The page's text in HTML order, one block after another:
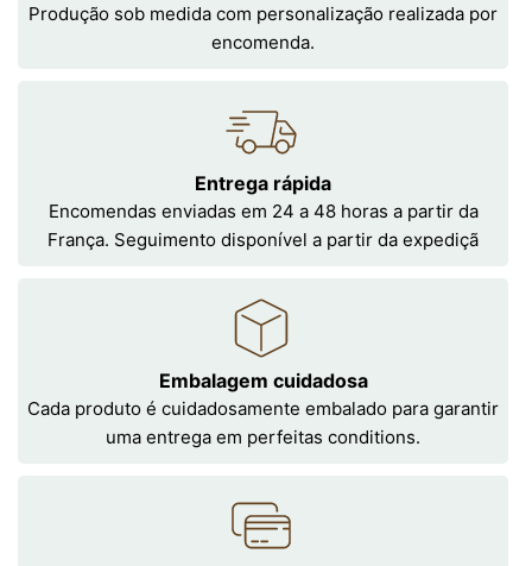
Produção sob medida com personalização realizada por
encomenda.
Entrega rápida
Encomendas enviadas em 24 a 48 horas a partir da
França. Seguimento disponível a partir da expediçã
Embalagem cuidadosa
Cada produto é cuidadosamente embalado para garantir
uma entrega em perfeitas conditions.